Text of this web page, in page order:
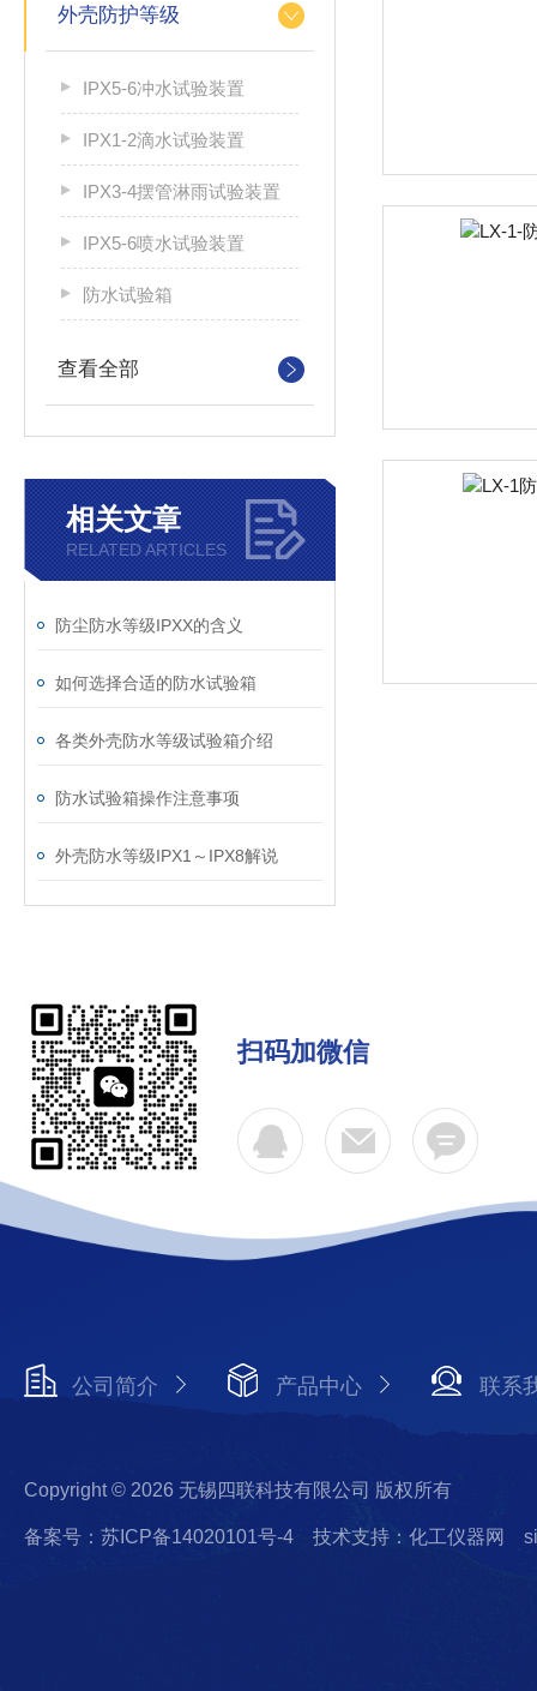
外壳防护等级
IPX5-6冲水试验装置
IPX1-2滴水试验装置
IPX3-4摆管淋雨试验装置
IPX5-6喷水试验装置
防水试验箱
查看全部
相关文章
RELATED ARTICLES
防尘防水等级IPXX的含义
如何选择合适的防水试验箱
各类外壳防水等级试验箱介绍
防水试验箱操作注意事项
外壳防水等级IPX1～IPX8解说
扫码加微信
公司简介 产品中心 联系
Copyright © 2026 无锡四联科技有限公司 版权所有
备案号：苏ICP备14020101号-4 技术支持：化工仪器网